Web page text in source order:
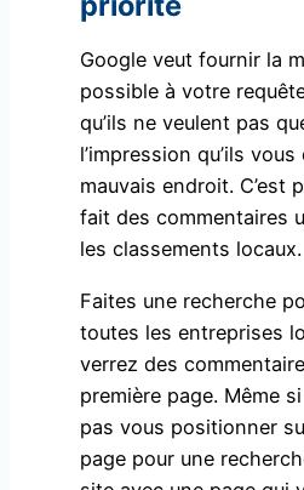
Google veut fournir la
possible à votre
qu’ils ne veulent pas
l’impression qu’ils
mauvais endroit. C’est
fait des commentaires
les classements locaux.
Faites une recherche
toutes les entreprises
verrez des
première page. Même
pas vous positionner
page pour une